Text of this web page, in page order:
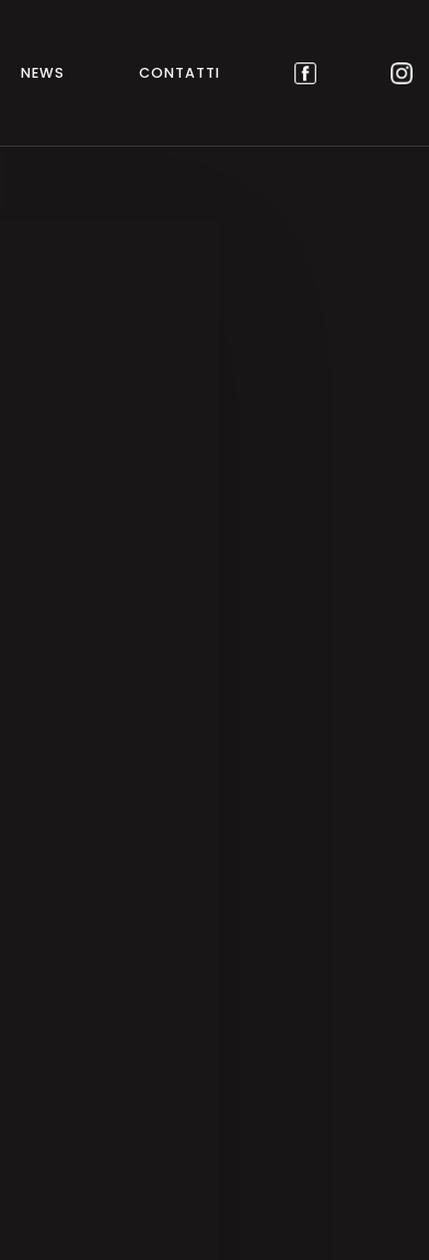
NEWS CONTATTI